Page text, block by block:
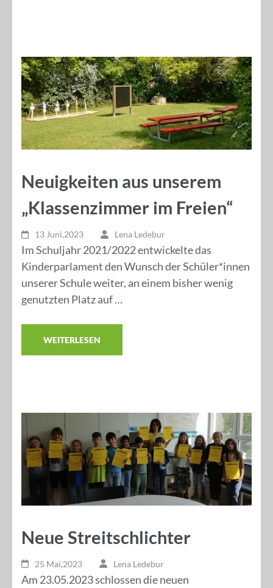
Neuigkeiten aus unserem
„Klassenzimmer im Freien“
13 Juni,2023 Lena Ledebur
Im Schuljahr 2021/2022 entwickelte das
Kinderparlament den Wunsch der Schüler*innen
unserer Schule weiter, an einem bisher wenig
genutzten Platz auf …
WEITERLESEN
Neue Streitschlichter
25 Mai,2023 Lena Ledebur
Am 23.05.2023 schlossen die neuen